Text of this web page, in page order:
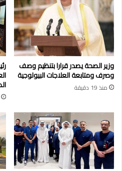
وزير الصحة يصدر قرارا بتنظيم وصف
وصرف ومتابعة العلاجات البيولوجية
منذ 19 دقيقة